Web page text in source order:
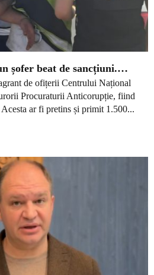
șofer beat de sancțiuni.…
de ofițerii Centrului Național
Procuraturii Anticorupție, fiind
ar fi pretins și primit 1.500...